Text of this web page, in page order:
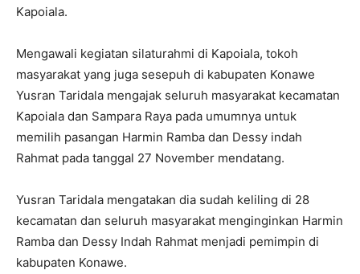
Kapoiala.
Mengawali kegiatan silaturahmi di Kapoiala, tokoh
masyarakat yang juga sesepuh di kabupaten Konawe
Yusran Taridala mengajak seluruh masyarakat kecamatan
Kapoiala dan Sampara Raya pada umumnya untuk
memilih pasangan Harmin Ramba dan Dessy indah
Rahmat pada tanggal 27 November mendatang.
Yusran Taridala mengatakan dia sudah keliling di 28
kecamatan dan seluruh masyarakat menginginkan Harmin
Ramba dan Dessy Indah Rahmat menjadi pemimpin di
kabupaten Konawe.